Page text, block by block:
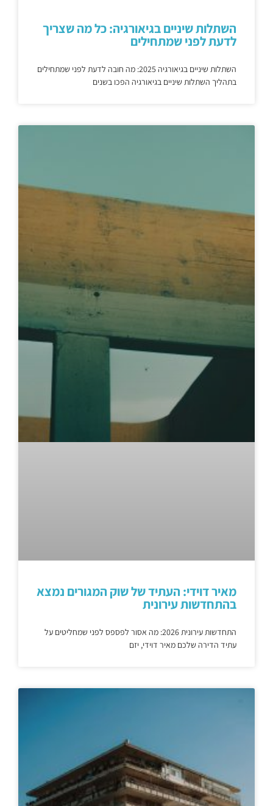
השתלות שיניים בגיאורגיה: כל מה שצריך
לדעת לפני שמתחילים
השתלות שיניים בגיאורגיה 2025: מה חובה לדעת לפני שמתחילים
בתהליך השתלות שיניים בגיאורגיה הפכו בשנים
מאיר דוידי: העתיד של שוק המגורים נמצא
בהתחדשות עירונית
התחדשות עירונית 2026: מה אסור לפספס לפני שמחליטים על
עתיד הדירה שלכם מאיר דוידי, יזם